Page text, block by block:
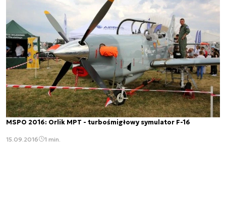
MSPO 2016: Orlik MPT - turbośmigłowy symulator F-16
15.09.2016 1 min.